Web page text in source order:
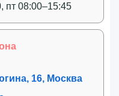
пт 08:00–15:45
16, Москва